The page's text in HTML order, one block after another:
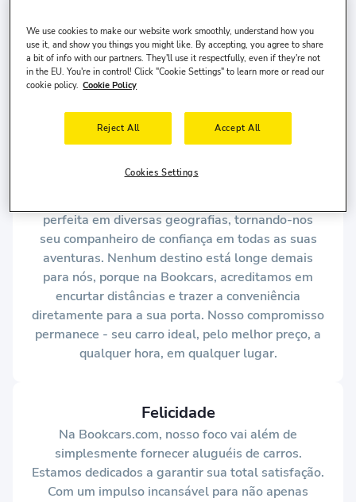
aluguel de carros tranquila do início ao fim. É a
confiança e a satisfação de nossos clientes que
impulsionam nosso crescimento e nos levam a
aprimorar constantemente nossas ofertas.
Simplicidade
está a apenas alguns cliques de distância.
perfeita em diversas geografias, tornando-nos
seu companheiro de confiança em todas as suas
aventuras. Nenhum destino está longe demais
para nós, porque na Bookcars, acreditamos em
encurtar distâncias e trazer a conveniência
diretamente para a sua porta. Nosso compromisso
permanece - seu carro ideal, pelo melhor preço, a
qualquer hora, em qualquer lugar.
Felicidade
Na Bookcars.com, nosso foco vai além de
simplesmente fornecer aluguéis de carros.
Estamos dedicados a garantir sua total satisfação.
Com um impulso incansável para não apenas
We use cookies to make our website work smoothly, understand how you
use it, and show you things you might like. By accepting, you agree to share
a bit of info with our partners. They'll use it respectfully, even if they're not
in the EU. You're in control! Click "Cookie Settings" to learn more or read our
cookie policy. Cookie Policy
Reject All Accept All
Cookies Settings